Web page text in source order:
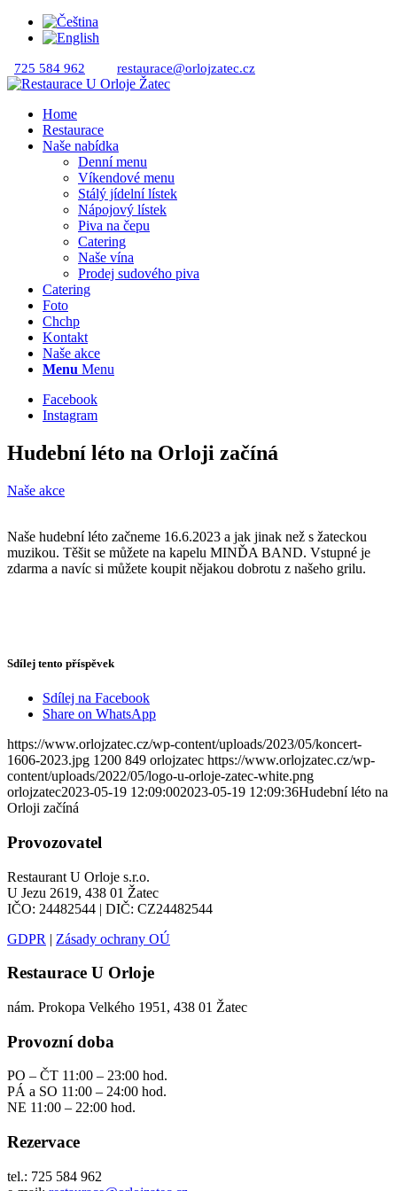
725 584 962 restaurace@orlojzatec.cz
Home
Restaurace
Naše nabídka
Denní menu
Víkendové menu
Stálý jídelní lístek
Nápojový lístek
Piva na čepu
Catering
Naše vína
Prodej sudového piva
Catering
Foto
Chchp
Kontakt
Naše akce
Menu Menu
Facebook
Instagram
Hudební léto na Orloji začíná
Naše akce
Naše hudební léto začneme 16.6.2023 a jak jinak než s žateckou
muzikou. Těšit se můžete na kapelu MINĎA BAND. Vstupné je
zdarma a navíc si můžete koupit nějakou dobrotu z našeho grilu.
Sdílej tento příspěvek
Sdílej na Facebook
Share on WhatsApp
https://www.orlojzatec.cz/wp-content/uploads/2023/05/koncert-
1606-2023.jpg 1200 849 orlojzatec https://www.orlojzatec.cz/wp-
content/uploads/2022/05/logo-u-orloje-zatec-white.png
orlojzatec2023-05-19 12:09:002023-05-19 12:09:36Hudební léto na
Orloji začíná
Provozovatel
Restaurant U Orloje s.r.o.
U Jezu 2619, 438 01 Žatec
IČO: 24482544 | DIČ: CZ24482544
GDPR | Zásady ochrany OÚ
Restaurace U Orloje
nám. Prokopa Velkého 1951, 438 01 Žatec
Provozní doba
PO – ČT 11:00 – 23:00 hod.
PÁ a SO 11:00 – 24:00 hod.
NE 11:00 – 22:00 hod.
Rezervace
tel.: 725 584 962